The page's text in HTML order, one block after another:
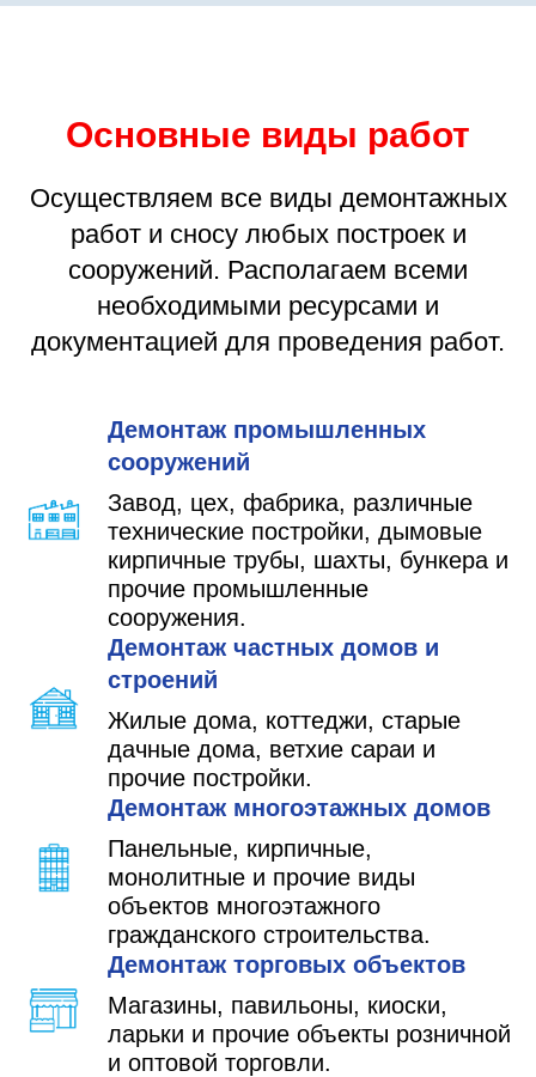
Основные виды работ
Осуществляем все виды демонтажных
работ и сносу любых построек и
сооружений. Располагаем всеми
необходимыми ресурсами и
документацией для проведения работ.
Демонтаж промышленных
сооружений
Завод, цех, фабрика, различные
технические постройки, дымовые
кирпичные трубы, шахты, бункера и
прочие промышленные
сооружения.
Демонтаж частных домов и
строений
Жилые дома, коттеджи, старые
дачные дома, ветхие сараи и
прочие постройки.
Демонтаж многоэтажных домов
Панельные, кирпичные,
монолитные и прочие виды
объектов многоэтажного
гражданского строительства.
Демонтаж торговых объектов
Магазины, павильоны, киоски,
ларьки и прочие объекты розничной
и оптовой торговли.